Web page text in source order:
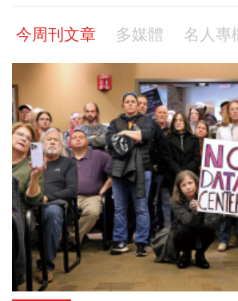
今周刊文章 多媒體 名人專